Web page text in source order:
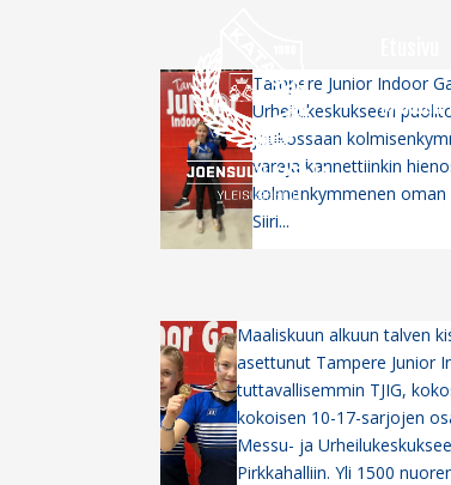
Tampere Junior Indoor
Urheilukeskukseen
joukossaan
värejä kannettiinkin
kolmenkymmenen oman
Siiri...
Maaliskuun alkuun talven
asettunut Tampere Junior
tuttavallisemmin TJIG,
kokoisen 10-17-sarjojen
Messu- ja
Pirkkahalliin. Yli 1500